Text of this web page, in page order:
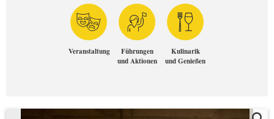
Veranstaltung
Führungen
und Aktionen
Kulinarik
und Genießen